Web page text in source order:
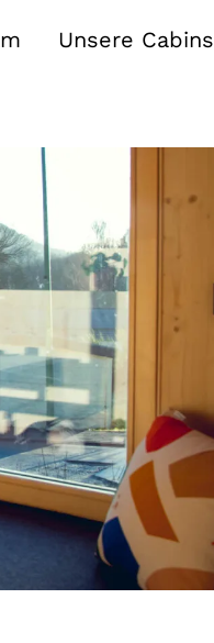
Unsere Cabins